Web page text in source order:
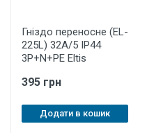
Гніздо переносне (EL-
225L) 32А/5 IP44
3P+N+PE Eltis
395 грн
Додати в кошик